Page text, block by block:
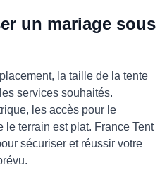
un mariage sous
la taille de la tente
services souhaités.
les accès pour le
le terrain est plat. France Tent
sécuriser et réussir votre